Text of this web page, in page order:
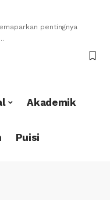
pentingnya
Akademik
Puisi